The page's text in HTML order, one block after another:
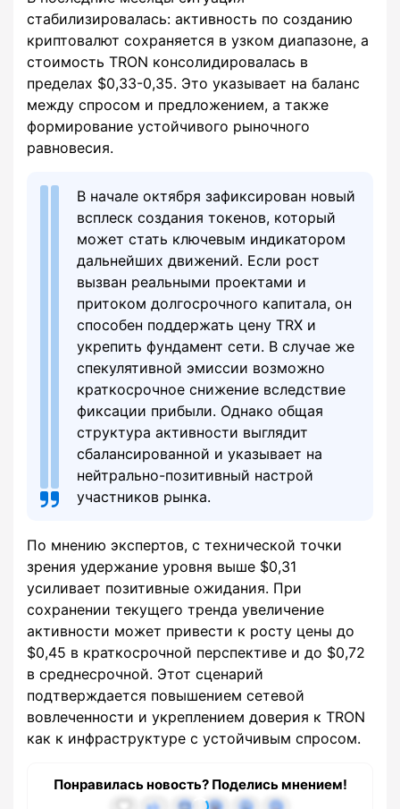
стабилизировалась: активность по созданию
криптовалют сохраняется в узком диапазоне, а
стоимость TRON консолидировалась в
пределах $0,33-0,35. Это указывает на баланс
между спросом и предложением, а также
формирование устойчивого рыночного
равновесия.
В начале октября зафиксирован новый
всплеск создания токенов, который
может стать ключевым индикатором
дальнейших движений. Если рост
вызван реальными проектами и
притоком долгосрочного капитала, он
способен поддержать цену TRX и
укрепить фундамент сети. В случае же
спекулятивной эмиссии возможно
краткосрочное снижение вследствие
фиксации прибыли. Однако общая
структура активности выглядит
сбалансированной и указывает на
нейтрально-позитивный настрой
участников рынка.
По мнению экспертов, с технической точки
зрения удержание уровня выше $0,31
усиливает позитивные ожидания. При
сохранении текущего тренда увеличение
активности может привести к росту цены до
$0,45 в краткосрочной перспективе и до $0,72
в среднесрочной. Этот сценарий
подтверждается повышением сетевой
вовлеченности и укреплением доверия к TRON
как к инфраструктуре с устойчивым спросом.
Понравилась новость? Поделись мнением!